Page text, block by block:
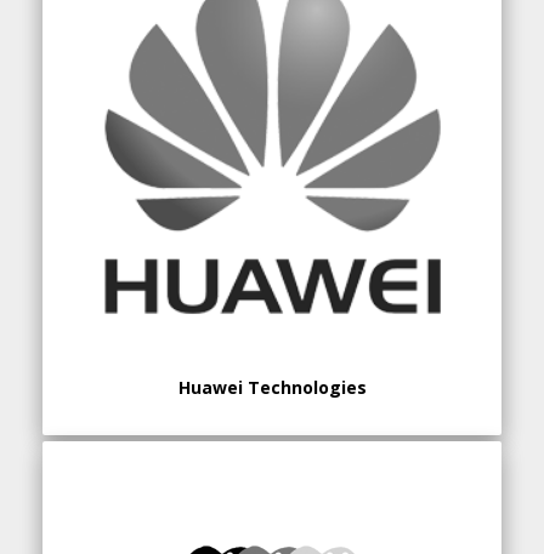
Huawei Technologies